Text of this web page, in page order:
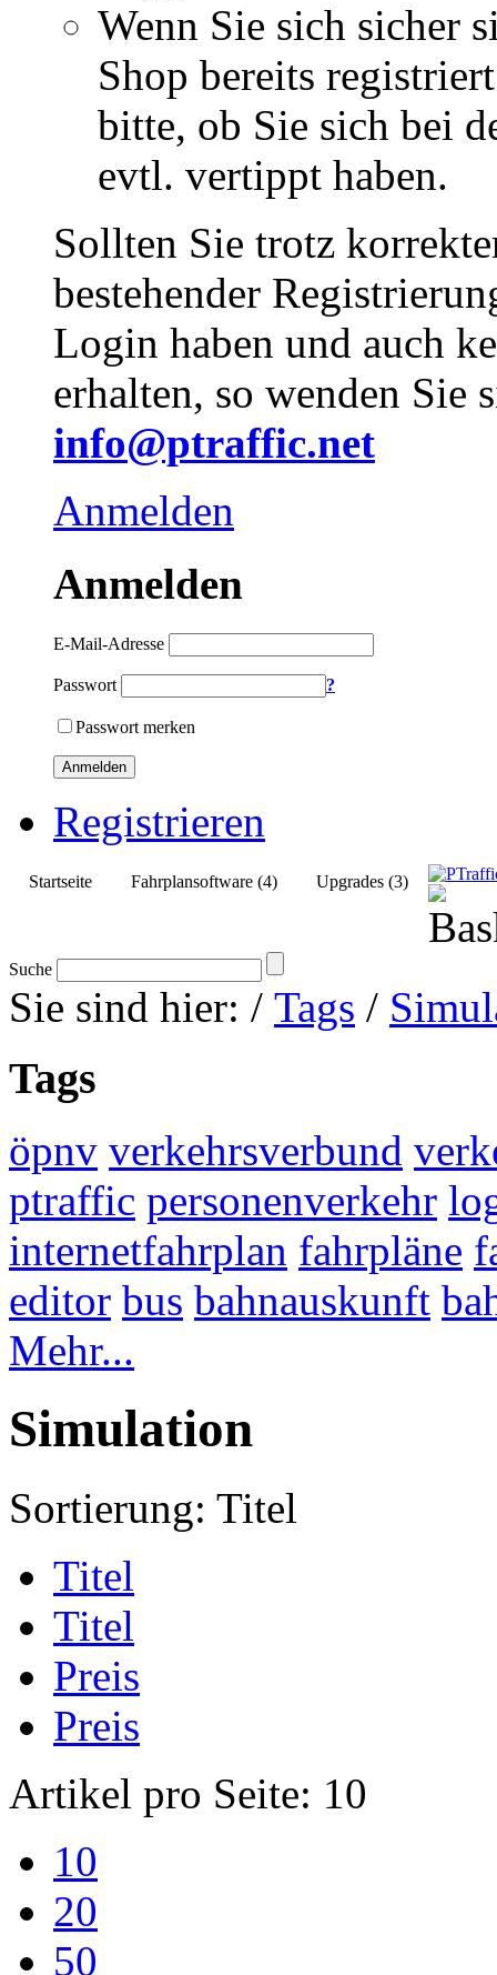
Wenn Sie sich sicher
Shop bereits
bitte, ob Sie sich bei
evtl. vertippt haben.
Sollten Sie trotz
bestehender
Login haben und auch
erhalten, so wenden
info@ptraffic.net
Anmelden
Anmelden
E-Mail-Adresse
Passwort ?
Passwort merken
Anmelden
Registrieren
Startseite Fahrplansoftware (4) Upgrades (3)
Suche
Sie sind hier: / Tags /
Tags
öpnv verkehrsverbund
ptraffic personenverkehr
internetfahrplan fahrpläne
editor bus bahnauskunft
Mehr...
Simulation
Sortierung: Titel
Titel
Titel
Preis
Preis
Artikel pro Seite: 10
10
20
50